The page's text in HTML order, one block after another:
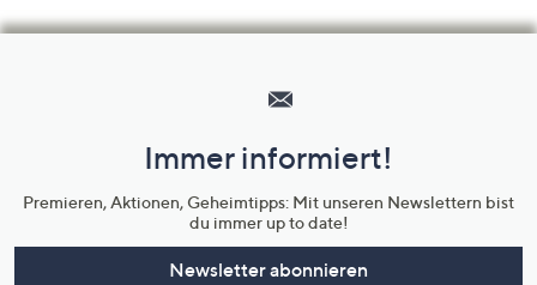
Unternehmensinformationen
Immer informiert!
Premieren, Aktionen, Geheimtipps: Mit unseren Newslettern bist
du immer up to date!
Newsletter abonnieren